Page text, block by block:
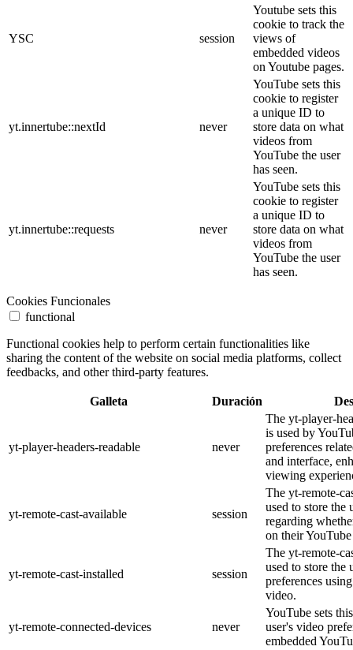
YSC session
Youtube sets this
cookie to track the
views of
embedded videos
on Youtube pages.
yt.innertube::nextId never
YouTube sets this
cookie to register
a unique ID to
store data on what
videos from
YouTube the user
has seen.
yt.innertube::requests never
YouTube sets this
cookie to register
a unique ID to
store data on what
videos from
YouTube the user
has seen.
Cookies Funcionales
functional
Functional cookies help to perform certain functionalities like
sharing the content of the website on social media platforms, collect
feedbacks, and other third-party features.
Galleta Duración
yt-player-headers-readable never
The yt-player-
is used by
preferences
and interface,
viewing
yt-remote-cast-available session
The yt-remote-
used to store the
regarding
on their
yt-remote-cast-installed session
The yt-remote-
used to store the
preferences
video.
yt-remote-connected-devices never
YouTube sets
user's video
embedded